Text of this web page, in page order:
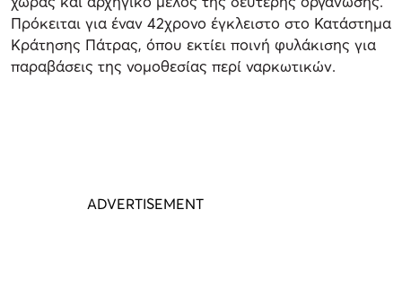
Πρόκειται για έναν 42χρονο έγκλειστο στο Κατάστημα
Κράτησης Πάτρας, όπου εκτίει ποινή φυλάκισης για
παραβάσεις της νομοθεσίας περί ναρκωτικών.